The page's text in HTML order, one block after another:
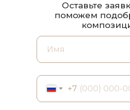
+7
Оставьте
поможем